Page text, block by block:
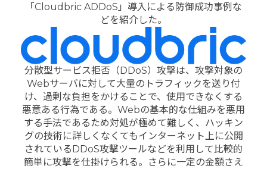
「Cloudbric ADDoS」導入による防御成功事例な
どを紹介した。
分散型サービス拒否（DDoS）攻撃は、攻撃対象の
Webサーバに対して大量のトラフィックを送り付
け、過剰な負担をかけることで、使用できなくする
悪意ある行為である。Webの基本的な仕組みを悪用
する手法であるため対処が極めて難しく、ハッキン
グの技術に詳しくなくてもインターネット上に公開
されているDDoS攻撃ツールなどを利用して比較的
簡単に攻撃を仕掛けられる。さらに一定の金額さえ